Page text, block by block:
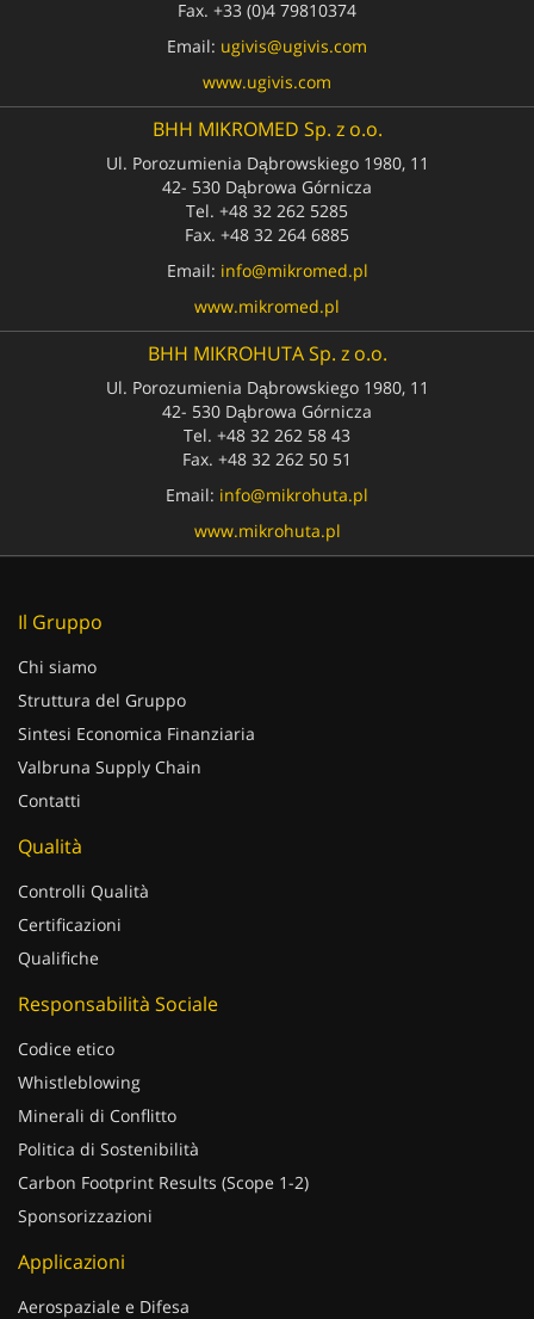
Fax. +33 (0)4 79810374
Email: ugivis@ugivis.com
www.ugivis.com
BHH MIKROMED Sp. z o.o.
Ul. Porozumienia Dąbrowskiego 1980, 11
42- 530 Dąbrowa Górnicza
Tel. +48 32 262 5285
Fax. +48 32 264 6885
Email: info@mikromed.pl
www.mikromed.pl
BHH MIKROHUTA Sp. z o.o.
Ul. Porozumienia Dąbrowskiego 1980, 11
42- 530 Dąbrowa Górnicza
Tel. +48 32 262 58 43
Fax. +48 32 262 50 51
Email: info@mikrohuta.pl
www.mikrohuta.pl
Il Gruppo
Chi siamo
Struttura del Gruppo
Sintesi Economica Finanziaria
Valbruna Supply Chain
Contatti
Qualità
Controlli Qualità
Certificazioni
Qualifiche
Responsabilità Sociale
Codice etico
Whistleblowing
Minerali di Conflitto
Politica di Sostenibilità
Carbon Footprint Results (Scope 1-2)
Sponsorizzazioni
Applicazioni
Aerospaziale e Difesa